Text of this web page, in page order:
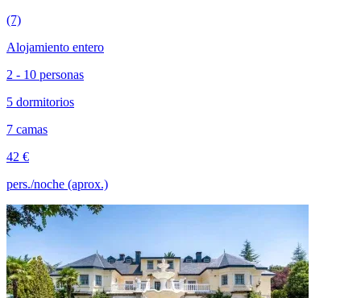
(7)
Alojamiento entero
2 - 10 personas
5 dormitorios
7 camas
42 €
pers./noche (aprox.)